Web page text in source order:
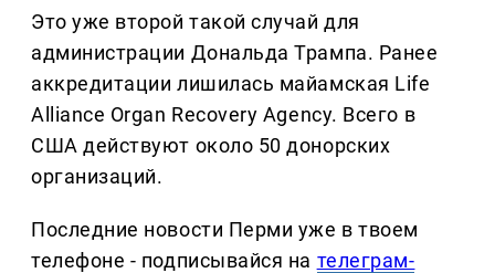
Это уже второй такой случай для
администрации Дональда Трампа. Ранее
аккредитации лишилась майамская Life
Alliance Organ Recovery Agency. Всего в
США действуют около 50 донорских
организаций.
Последние новости Перми уже в твоем
телефоне - подписывайся на телеграм-